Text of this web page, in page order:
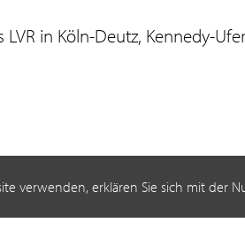
verwenden, erklären Sie sich mit der
in Köln-Deutz, Kennedy-